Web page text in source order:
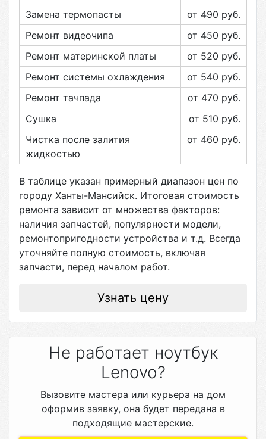
Замена термопасты
от 490 руб.
Ремонт видеочипа
от 450 руб.
Ремонт материнской платы
от 520 руб.
Ремонт системы охлаждения
от 540 руб.
Ремонт тачпада
от 470 руб.
Сушка
от 510 руб.
Чистка после залития
жидкостью
от 460 руб.
В таблице указан примерный диапазон цен по
городу Ханты-Мансийск. Итоговая стоимость
ремонта зависит от множества факторов:
наличия запчастей, популярности модели,
ремонтопригодности устройства и т.д. Всегда
уточняйте полную стоимость, включая
запчасти, перед началом работ.
Узнать цену
Не работает ноутбук
Lenovo?
Вызовите мастера или курьера на дом
оформив заявку, она будет передана в
подходящие мастерские.